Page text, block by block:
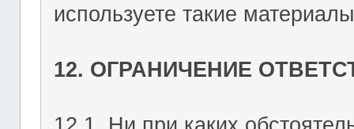
используете такие
12. ОГРАНИЧЕНИЕ